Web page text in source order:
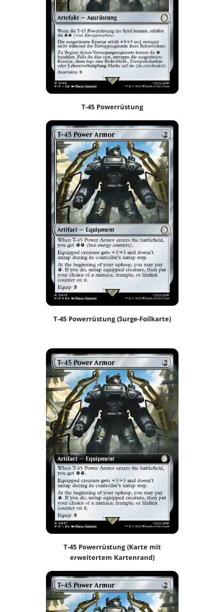
T-45 Powerrüstung
T-45 Powerrüstung (Surge-Foilkarte)
T-45 Powerrüstung (Karte mit
erweitertem Kartenrand)